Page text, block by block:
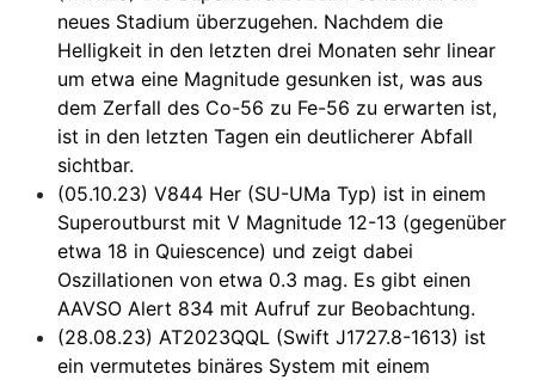
neues Stadium überzugehen. Nachdem die
Helligkeit in den letzten drei Monaten sehr linear
um etwa eine Magnitude gesunken ist, was aus
dem Zerfall des Co-56 zu Fe-56 zu erwarten ist,
ist in den letzten Tagen ein deutlicherer Abfall
sichtbar.
(05.10.23) V844 Her (SU-UMa Typ) ist in einem
Superoutburst mit V Magnitude 12-13 (gegenüber
etwa 18 in Quiescence) und zeigt dabei
Oszillationen von etwa 0.3 mag. Es gibt einen
AAVSO Alert 834 mit Aufruf zur Beobachtung.
(28.08.23) AT2023QQL (Swift J1727.8-1613) ist
ein vermutetes binäres System mit einem